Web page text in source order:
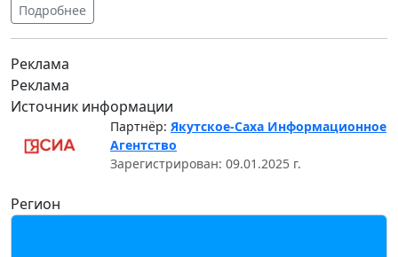
Подробнее
Реклама
Реклама
Источник информации
Партнёр: Якутское-Саха Информационное
Агентство
Зарегистрирован: 09.01.2025 г.
Регион